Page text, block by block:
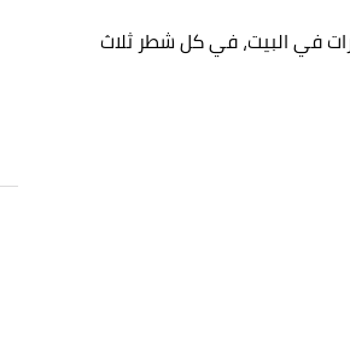
في البيت، في كل شطر ثلاث